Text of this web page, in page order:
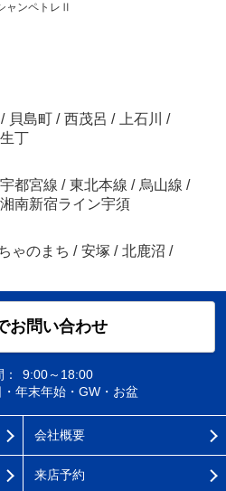
ャンペトレⅡ
/ 貝島町 / 西茂呂 / 上石川 /
丁
都宮線 / 東北本線 / 烏山線 /
湘南新宿ライン宇須
ゃのまち / 安塚 / 北鹿沼 /
お問い合わせ
9:00～18:00
年末年始・GW・お盆
会社概要
来店予約